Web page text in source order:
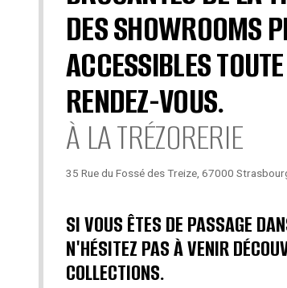
DES SHOWROOMS
ACCESSIBLES
RENDEZ-VOUS.
À LA TRÉZORERIE
35 Rue du Fossé des Treize, 67000
SI VOUS ÊTES DE PASSAGE
N'HÉSITEZ PAS À VENIR
COLLECTIONS.